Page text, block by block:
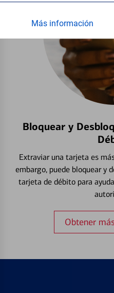
Más información
Bloquear y
Extraviar una tarjeta es
embargo, puede bloquear y
tarjeta de débito para
Obtener